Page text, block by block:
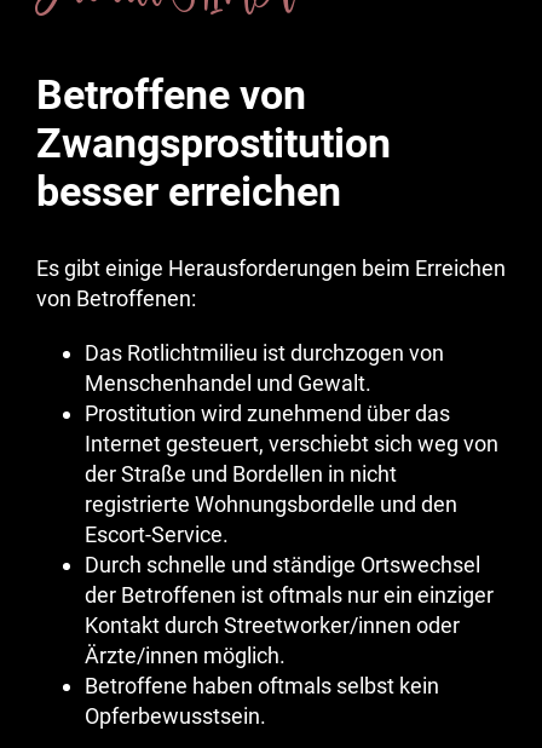
Betroffene von
Zwangsprostitution
besser erreichen
Es gibt einige Herausforderungen beim Erreichen
von Betroffenen:
Das Rotlichtmilieu ist durchzogen von
Menschenhandel und Gewalt.
Prostitution wird zunehmend über das
Internet gesteuert, verschiebt sich weg von
der Straße und Bordellen in nicht
registrierte Wohnungsbordelle und den
Escort-Service.
Durch schnelle und ständige Ortswechsel
der Betroffenen ist oftmals nur ein einziger
Kontakt durch Streetworker/innen oder
Ärzte/innen möglich.
Betroffene haben oftmals selbst kein
Opferbewusstsein.